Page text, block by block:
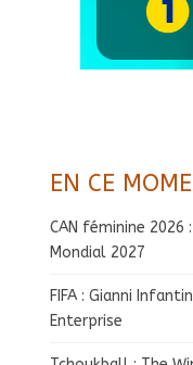
EN CE
CAN féminine
Mondial 2027
FIFA : Gianni
Enterprise